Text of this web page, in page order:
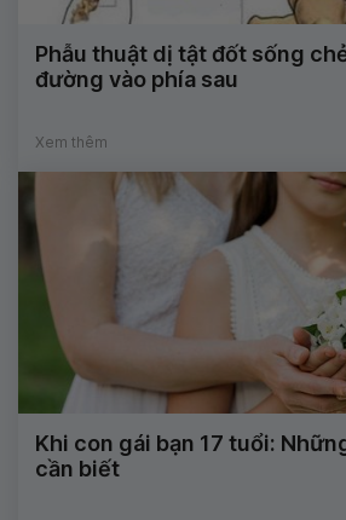
Phẫu thuật dị tật đốt sống
đường vào phía sau
Xem thêm
Khi con gái bạn 17 tuổi:
cần biết